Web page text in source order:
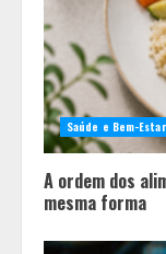
Saúde e Bem-Estar
A ordem dos
mesma forma